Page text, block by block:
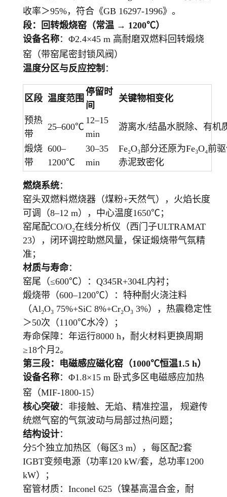
收率＞95%，符合《GB 16297-1996》。
段：回转煅烧窑（常温 → 1200℃）
设备名称：Φ2.4×45 m 高耐磨双燃料回转煅烧
窑（带窑尾密封锁风阀）
温度分区与反应控制 ：
区段 温度范围
停留时
间
关键物相变化
预热
带
25–600℃
12–15
min
游离水/结晶水脱除、有机
煅烧
带
600–
1200℃
30–35
min
Fe₂O₃部分还原为Fe₃O₄前
赤泥致密化
燃烧系统：
窑头双燃料燃烧器（煤粉+天然气），火焰长度
可调（8–12 m），中心温度1650℃；
窑尾配CO/O₂在线分析仪（西门子ULTRAMAT
23），闭环调控助燃风量，保证煅烧带气氛精
准；
材质与寿命：
窑尾（≤600℃）：Q345R+304L内衬；
煅烧带（600–1200℃）：特种耐火浇注料
（Al₂O₃ 75%+SiC 8%+Cr₂O₃ 3%），热震稳定性
＞50次（1100℃水冷）；
寿命保障：年运行8000 h，耐火材料更换周期
≥18个月2。
第三段：电磁感应磁化窑（1000℃恒温1.5 h）
设备名称：Φ1.8×15 m 卧式多区电磁感应加热
窑（MIF-1800-15）
核心突破：非接触、无焰、精准控温， 规避传
统燃气窑的气氛波动与局部过热问题；
结构设计：
分5个独立加热区（每区3 m），每区配2套
IGBT变频电源（功率120 kW/套，总功率1200
kW）；
窑管材质：Inconel 625（镍基高温合金，耐